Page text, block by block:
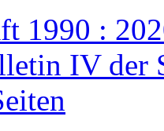
1990 :
IV der